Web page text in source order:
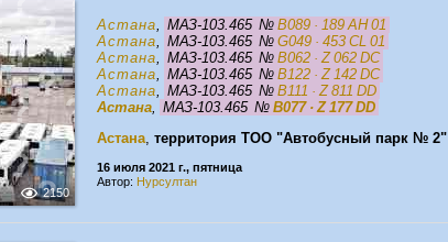
2150
Астана, МАЗ-103.465 № B089 · 189 AH 01
Астана, МАЗ-103.465 № G049 · 453 CL 01
Астана, МАЗ-103.465 № B062 · Z 062 DC
Астана, МАЗ-103.465 № B122 · Z 142 DC
Астана, МАЗ-103.465 № B111 · Z 811 DD
Астана, МАЗ-103.465 № B077 · Z 177 DD
Астана, территория ТОО "Автобусный парк № 2"
16 июля 2021 г., пятница
Автор: Нурсултан